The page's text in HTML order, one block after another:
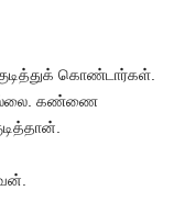
கொண்டார்கள்
கண்ணை